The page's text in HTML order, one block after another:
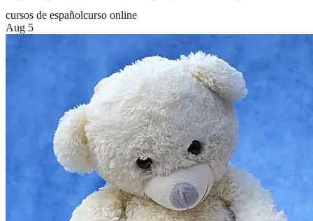
cursos de españolcurso online
Aug 5